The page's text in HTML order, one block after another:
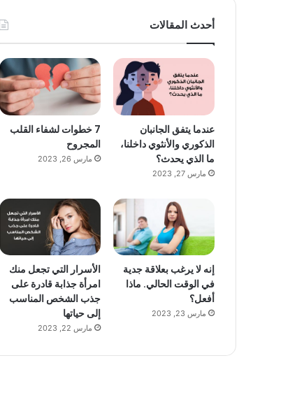
أحدث المقالات
عندما يتفق الجانبان
الذكوري والأنثوي داخلنا،
ما الذي يحدث؟
مارس 27, 2023
7 خطوات لشفاء القلب
المجروح
مارس 26, 2023
إنه لا يرغب بعلاقة جدية
في الوقت الحالي. ماذا
أفعل؟
مارس 23, 2023
الأسرار التي تجعل منك
امرأة جذابة قادرة على
جذب الشخص المناسب
إلى حياتها
مارس 22, 2023